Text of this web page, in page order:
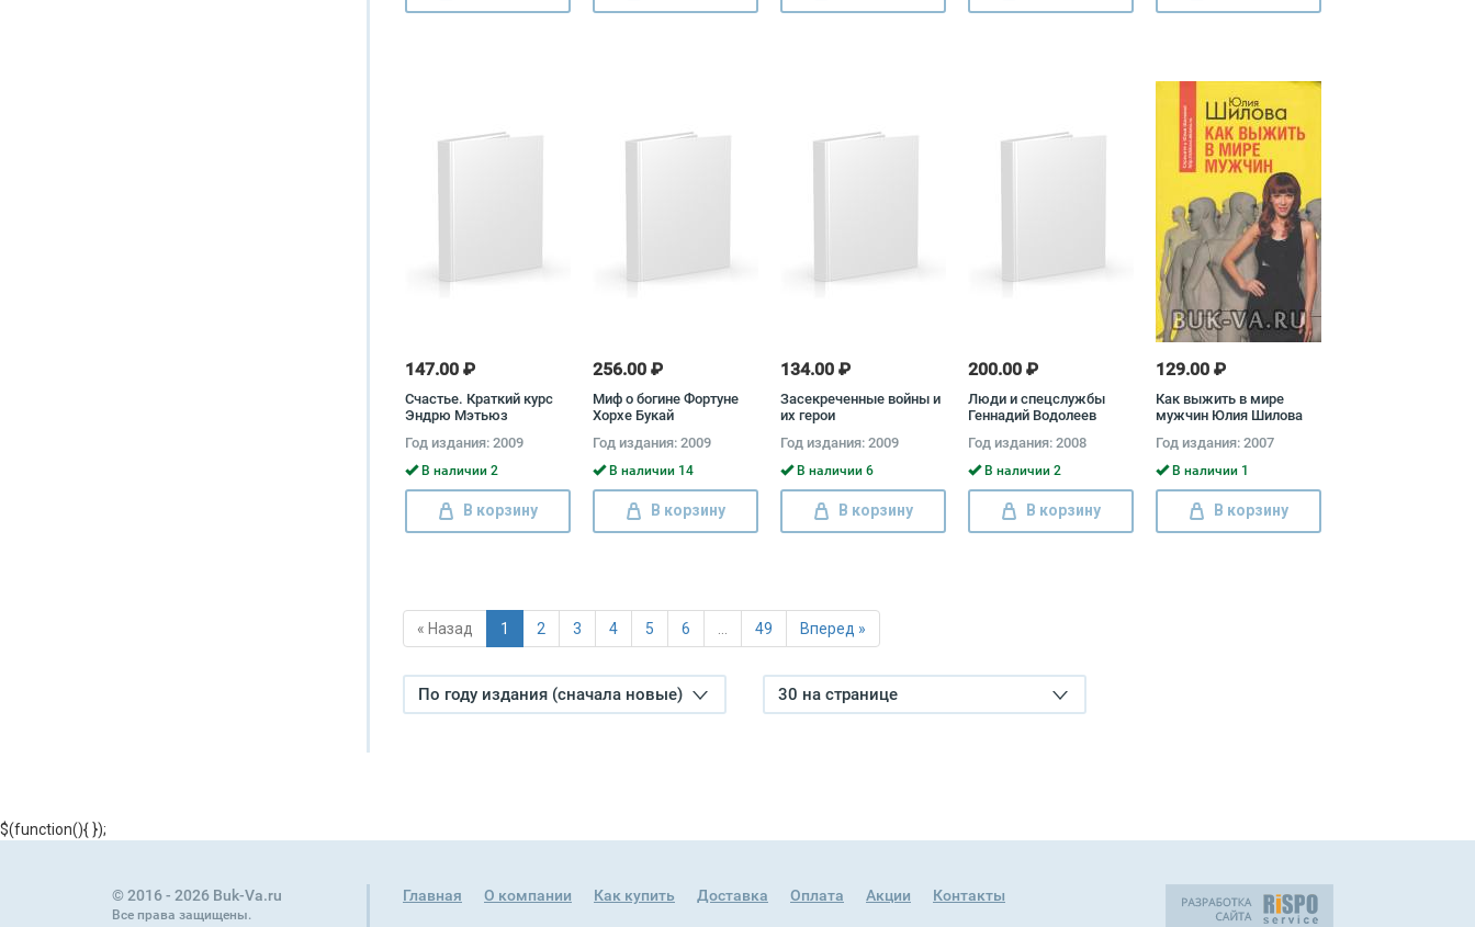
147.00 ₽
Счастье. Краткий курс
Эндрю Мэтьюз
Год издания: 2009
В наличии 2
В корзину
256.00 ₽
Миф о богине Фортуне
Хорхе Букай
Год издания: 2009
В наличии 14
В корзину
134.00 ₽
Засекреченные войны и
их герои
Год издания: 2009
В наличии 6
В корзину
200.00 ₽
Люди и спецслужбы
Геннадий Водолеев
Год издания: 2008
В наличии 2
В корзину
129.00 ₽
Как выжить в мире
мужчин Юлия Шилова
Год издания: 2007
В наличии 1
В корзину
« Назад 1 2 3 4 5 6 49 Вперед »
По году издания (сначала новые) 30 на странице
© 2016 - 2026 Buk-Va.ru
Все права защищены.
Главная О компании Как купить Доставка Оплата Акции Контакты
$(function(){ });